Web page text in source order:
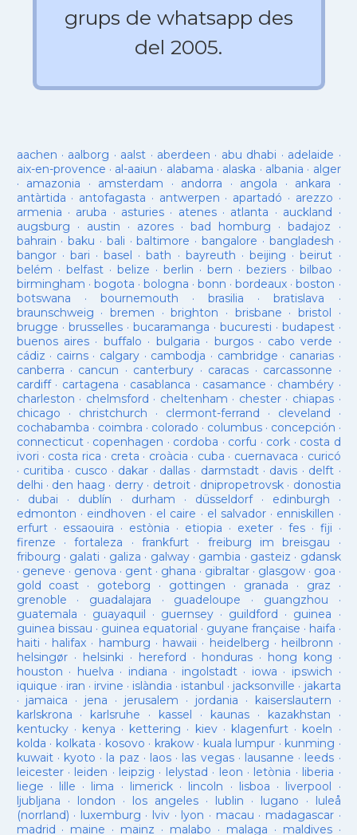
grups de whatsapp des
del 2005.
aachen · aalborg · aalst · aberdeen · abu dhabi · adelaide ·
aix-en-provence · al-aaiun · alabama · alaska · albania · alger
· amazonia · amsterdam · andorra · angola · ankara ·
antàrtida · antofagasta · antwerpen · apartadó · arezzo ·
armenia · aruba · asturies· atenes· atlanta · auckland ·
augsburg · austin · azores·bad homburg ·badajoz ·
bahrain ·baku · bali ·baltimore ·bangalore · bangladesh ·
bangor· bari ·basel ·bath · bayreuth ·beijing ·beirut ·
belém · belfast· belize · berlin ·bern ·beziers ·bilbao ·
birmingham · bogota · bologna ·bonn ·bordeaux ·boston ·
botswana · bournemouth ·brasilia ·bratislava ·
braunschweig · bremen ·brighton · brisbane · bristol ·
brugge · brusselles· bucaramanga · bucuresti · budapest·
buenos aires· buffalo · bulgaria · burgos· cabo verde ·
cádiz · cairns· calgary · cambodja · cambridge · canarias·
canberra · cancun · canterbury · caracas · carcassonne ·
cardiff· cartagena · casablanca · casamance · chambéry·
charleston · chelmsford · cheltenham · chester· chiapas ·
chicago · christchurch · clermont-ferrand · cleveland ·
cochabamba · coimbra · colorado · columbus· concepción ·
connecticut· copenhagen · cordoba · corfu · cork · costa d
ivori · costa rica · creta · croàcia · cuba · cuernavaca · curicó
· curitiba · cusco · dakar · dallas · darmstadt· davis · delft ·
delhi · den haag · derry· detroit· dnipropetrovsk· donostia
· dubai · dublín · durham · düsseldorf· edinburgh ·
edmonton · eindhoven · el caire · el salvador · enniskillen ·
erfurt· essaouira · estònia · etiopia · exeter· fes· fiji ·
firenze ·fortaleza · frankfurt· freiburg im breisgau ·
fribourg · galati · galiza · galway· gambia · gasteiz · gdansk
· geneve · genova · gent· ghana · gibraltar· glasgow· goa ·
gold coast · goteborg · gottingen · granada · graz ·
grenoble · guadalajara · guadeloupe · guangzhou ·
guatemala · guayaquil · guernsey· guildford · guinea ·
guinea bissau · guinea equatorial · guyane française · haifa ·
haiti · halifax · hamburg · hawaii · heidelberg · heilbronn ·
helsingør· helsinki · hereford · honduras· hong kong ·
houston · huelva · indiana · ingolstadt· iowa · ipswich ·
iquique · iran · irvine · islàndia · istanbul · jacksonville · jakarta
· jamaica · jena · jerusalem · jordania · kaiserslautern ·
karlskrona · karlsruhe · kassel · kaunas· kazakhstan ·
kentucky· kenya · kettering · kiev· klagenfurt · koeln ·
kolda · kolkata · kosovo · krakow· kuala lumpur · kunming ·
kuwait· kyoto · la paz · laos· las vegas· lausanne · leeds ·
leicester· leiden · leipzig · lelystad · leon · letònia · liberia ·
liege · lille · lima · limerick· lincoln · lisboa · liverpool ·
ljubljana · london · los angeles· lublin · lugano · luleå
(norrland) · luxemburg · lviv · lyon · macau · madagascar·
madrid · maine · mainz · malabo · malaga · maldives·